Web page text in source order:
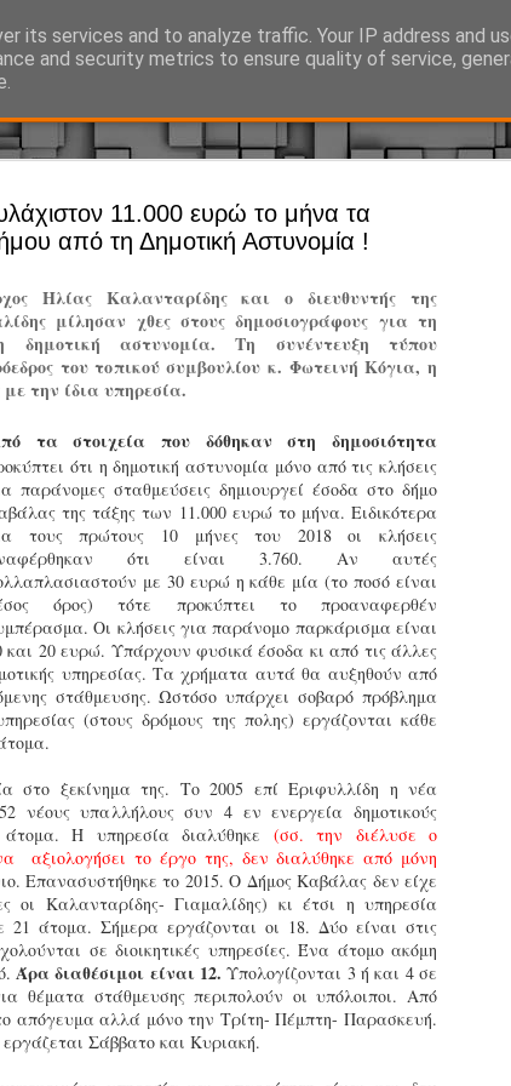
11.000 ευρώ το μήνα τα
από τη Δημοτική Αστυνομία !
Ηλίας Καλανταρίδης και ο διευθυντής της
μίλησαν χθες στους δημοσιογράφους για τη
αστυνομία. Τη συνέντευξη τύπου
του τοπικού συμβουλίου κ. Φωτεινή Κόγια, η
την ίδια υπηρεσία.
πό τα στοιχεία που δόθηκαν στη δημοσιότητα
ότι η δημοτική αστυνομία μόνο από τις κλήσεις
παράνομες σταθμεύσεις δημιουργεί έσοδα στο δήμο
της τάξης των 11.000 ευρώ το μήνα. Ειδικότερα
τους πρώτους 10 μήνες του 2018 οι κλήσεις
ότι είναι 3.760. Αν αυτές
με 30 ευρώ η κάθε μία (το ποσό είναι
όρος) τότε προκύπτει το προαναφερθέν
Οι κλήσεις για παράνομο παρκάρισμα είναι
και 20 ευρώ. Υπάρχουν φυσικά έσοδα κι από τις άλλες
υπηρεσίας. Τα χρήματα αυτά θα αυξηθούν από
στάθμευσης. Ωστόσο υπάρχει σοβαρό πρόβλημα
(στους δρόμους της πολης) εργάζονται κάθε
στο ξεκίνημα της. Το 2005 επί Εριφυλλίδη η νέα
νέους υπαλλήλους συν 4 εν ενεργεία δημοτικούς
Η υπηρεσία διαλύθηκε (σσ. την διέλυσε ο
αξιολογήσει το έργο της, δεν διαλύθηκε από μόνη
Επανασυστήθηκε το 2015. Ο Δήμος Καβάλας δεν είχε
οι Καλανταρίδης- Γιαμαλίδης) κι έτσι η υπηρεσία
21 άτομα. Σήμερα εργάζονται οι 18. Δύο είναι στις
σε διοικητικές υπηρεσίες. Ένα άτομο ακόμη
Άρα διαθέσιμοι είναι 12. Υπολογίζονται 3 ή και 4 σε
θέματα στάθμευσης περιπολούν οι υπόλοιποι. Από
απόγευμα αλλά μόνο την Τρίτη- Πέμπτη- Παρασκευή.
Σάββατο και Κυριακή.
its services and to analyze traffic. Your IP address and
and security metrics to ensure quality of service,
συμβαίνει γύρω από τη Δημοτική Αστυνομία, την τοπική
JUL
29
Ξεκινά επίσημα η
επιχειρησιακή
παρουσία του Δήμου
χώρους.
Η νέα υπηρεσία θα
εκπαιδευμένους
ήδη ολοκληρώσει την
είναι έτοιμοι να
Στο πλαίσιο της
ολοκαίνουργια
τις περιπολίες και τις
στελεχών της υπηρεσίας.
Απολογισμός των
ελέγχων σε ιδιοκτήτες
Θεσσαλονίκης: Ένταση